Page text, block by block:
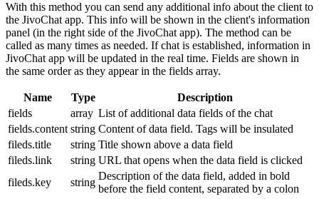
With this method you can send any additional info about the client to
the JivoChat app. This info will be shown in the client's information
panel (in the right side of the JivoChat app). The method can be
called as many times as needed. If chat is established, information in
JivoChat app will be updated in the real time. Fields are shown in
the same order as they appear in the fields array.
Name Type
Description
fields
array List of additional data fields of the chat
fields.content string Content of data field. Tags will be insulated
fileds.title
string Title shown above a data field
fileds.link
string URL that opens when the data field is clicked
fileds.key
string
Description of the data field, added in bold
before the field content, separated by a colon